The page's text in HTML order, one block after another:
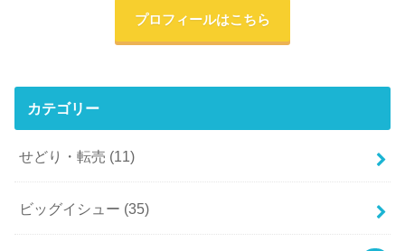
プロフィールはこちら
カテゴリー
せどり・転売 (11)
ビッグイシュー (35)